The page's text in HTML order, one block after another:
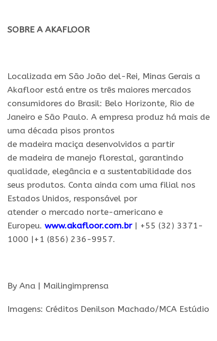
SOBRE A AKAFLOOR
Localizada em São João del-Rei, Minas Gerais a
Akafloor está entre os três maiores mercados
consumidores do Brasil: Belo Horizonte, Rio de
Janeiro e São Paulo. A empresa produz há mais de
uma década pisos prontos
de madeira maciça desenvolvidos a partir
de madeira de manejo florestal, garantindo
qualidade, elegância e a sustentabilidade dos
seus produtos. Conta ainda com uma filial nos
Estados Unidos, responsável por
atender o mercado norte-americano e
Europeu. www.akafloor.com.br| +55 (32) 3371-
1000 |+1 (856) 236-9957.
By Ana | Mailingimprensa
Imagens: Créditos Denilson Machado/MCA Estúdio